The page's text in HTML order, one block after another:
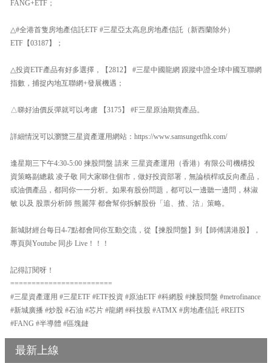
FANG+ETF；
△#全港首隻房地產信託ETF #三星亞太高息房地產信託（新西蘭除外）
ETF【03187】；
△投資ETF產品有好多選擇，【2812】 #三星中國龍網 跟蹤中證全球中國互聯網
指數，捕捉內地互聯網+發展機遇；
△睇好油價反彈就可以考慮 【3175】 #F三星原油期貨產品。
詳細情況可以瀏覽三星資產運用網站：https://www.samsungetfhk.com/
逢星期三下午4:30-5:00 揀股問盤 請來 三星資產運用（香港）有限公司機構投
資策略副總裁 凌子敬 同大家睇住個市，做好投資部署，無論槓桿或反向產品，
或油價產品，都同你一一分析。如果有股份問題，都可以一邊聽一邊問，林淑
敏 以及 股票分析師 熊麗萍 都會幫你拆解股份「追、揸、沽」策略。
新城財經台每日4-7點都會同你互動交流，從【揀股問盤】到【師傅講港股】，
專頁與Youtube 同步 Live！！！
記得訂閱呀！
========================
#三星資產運用 #三星ETF #ETF投資 #原油ETF #科網股 #揀股問盤 #metrofinance
#新城廣播 #炒股 #石油 #芯片 #龍網 #科技股 #ATMX #房地產信託 #REITS
#FANG #半導體 #區塊鏈
最新上線